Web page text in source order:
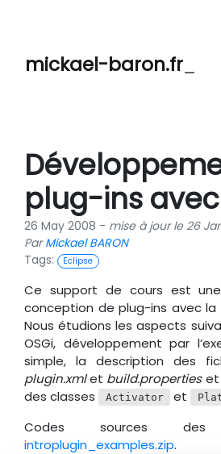
mickael-baron.fr
plug-ins
26 May 2008 - mise à jour le 26
ParMickael BARON
Tags:
Eclipse
Ce support de cours est
conception de plug-ins avec la
Nous étudions les aspects
OSGi, développement par
simple, la description des
plugin.xmlet build.propertieset
des classes
Activator et
Codes sources
introplugin_examples.zip.